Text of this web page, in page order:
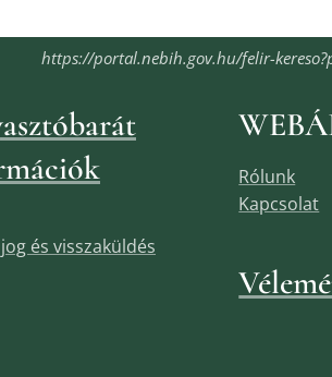
https://portal.nebih.gov.hu/felir-
és visszaküldés
Rólunk
Kapcsolat